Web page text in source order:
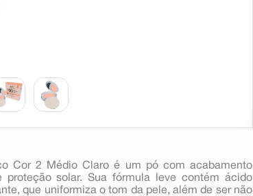
Cor 2 Médio Claro é um pó com acabamento
solar. Sua fórmula leve contém ácido
que uniformiza o tom da pele, além de ser não